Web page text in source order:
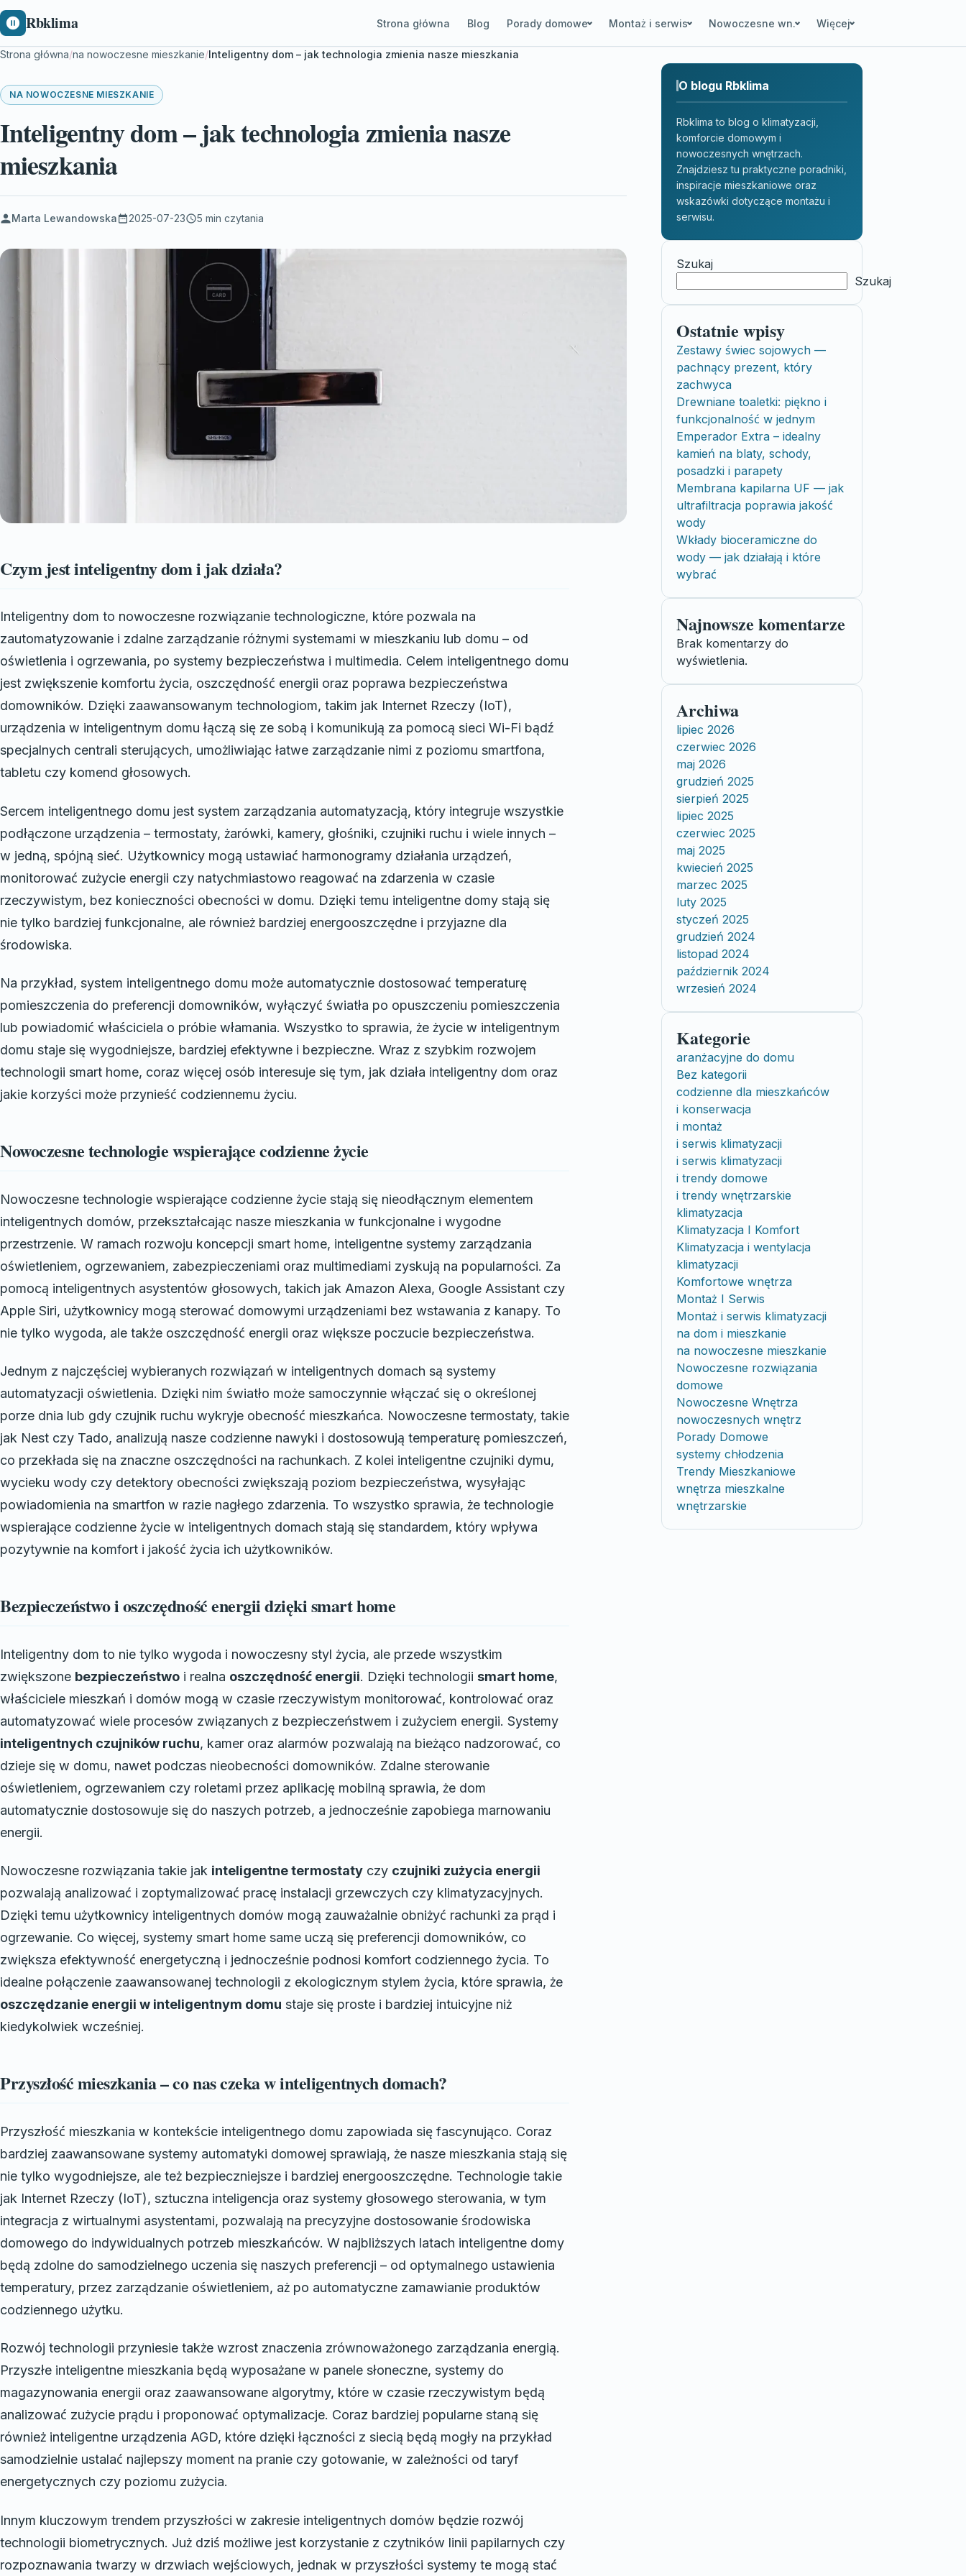
Rbklima Strona główna Blog Porady domowe Montaż i serwis Nowoczesne wn. Więcej
Strona główna/na nowoczesne mieszkanie/Inteligentny dom – jak technologia zmienia nasze mieszkania
NA NOWOCZESNE MIESZKANIE
Inteligentny dom – jak technologia zmienia nasze
mieszkania
Marta Lewandowska 2025-07-23 5 min czytania
Czym jest inteligentny dom i jak działa?
Inteligentny dom to nowoczesne rozwiązanie technologiczne, które pozwala na
zautomatyzowanie i zdalne zarządzanie różnymi systemami w mieszkaniu lub domu – od
oświetlenia i ogrzewania, po systemy bezpieczeństwa i multimedia. Celem inteligentnego domu
jest zwiększenie komfortu życia, oszczędność energii oraz poprawa bezpieczeństwa
domowników. Dzięki zaawansowanym technologiom, takim jak Internet Rzeczy (IoT),
urządzenia w inteligentnym domu łączą się ze sobą i komunikują za pomocą sieci Wi-Fi bądź
specjalnych centrali sterujących, umożliwiając łatwe zarządzanie nimi z poziomu smartfona,
tabletu czy komend głosowych.
Sercem inteligentnego domu jest system zarządzania automatyzacją, który integruje wszystkie
podłączone urządzenia – termostaty, żarówki, kamery, głośniki, czujniki ruchu i wiele innych –
w jedną, spójną sieć. Użytkownicy mogą ustawiać harmonogramy działania urządzeń,
monitorować zużycie energii czy natychmiastowo reagować na zdarzenia w czasie
rzeczywistym, bez konieczności obecności w domu. Dzięki temu inteligentne domy stają się
nie tylko bardziej funkcjonalne, ale również bardziej energooszczędne i przyjazne dla
środowiska.
Na przykład, system inteligentnego domu może automatycznie dostosować temperaturę
pomieszczenia do preferencji domowników, wyłączyć światła po opuszczeniu pomieszczenia
lub powiadomić właściciela o próbie włamania. Wszystko to sprawia, że życie w inteligentnym
domu staje się wygodniejsze, bardziej efektywne i bezpieczne. Wraz z szybkim rozwojem
technologii smart home, coraz więcej osób interesuje się tym, jak działa inteligentny dom oraz
jakie korzyści może przynieść codziennemu życiu.
Nowoczesne technologie wspierające codzienne życie
Nowoczesne technologie wspierające codzienne życie stają się nieodłącznym elementem
inteligentnych domów, przekształcając nasze mieszkania w funkcjonalne i wygodne
przestrzenie. W ramach rozwoju koncepcji smart home, inteligentne systemy zarządzania
oświetleniem, ogrzewaniem, zabezpieczeniami oraz multimediami zyskują na popularności. Za
pomocą inteligentnych asystentów głosowych, takich jak Amazon Alexa, Google Assistant czy
Apple Siri, użytkownicy mogą sterować domowymi urządzeniami bez wstawania z kanapy. To
nie tylko wygoda, ale także oszczędność energii oraz większe poczucie bezpieczeństwa.
Jednym z najczęściej wybieranych rozwiązań w inteligentnych domach są systemy
automatyzacji oświetlenia. Dzięki nim światło może samoczynnie włączać się o określonej
porze dnia lub gdy czujnik ruchu wykryje obecność mieszkańca. Nowoczesne termostaty, takie
jak Nest czy Tado, analizują nasze codzienne nawyki i dostosowują temperaturę pomieszczeń,
co przekłada się na znaczne oszczędności na rachunkach. Z kolei inteligentne czujniki dymu,
wycieku wody czy detektory obecności zwiększają poziom bezpieczeństwa, wysyłając
powiadomienia na smartfon w razie nagłego zdarzenia. To wszystko sprawia, że technologie
wspierające codzienne życie w inteligentnych domach stają się standardem, który wpływa
pozytywnie na komfort i jakość życia ich użytkowników.
Bezpieczeństwo i oszczędność energii dzięki smart home
Inteligentny dom to nie tylko wygoda i nowoczesny styl życia, ale przede wszystkim
zwiększone bezpieczeństwo i realna oszczędność energii. Dzięki technologii smart home,
właściciele mieszkań i domów mogą w czasie rzeczywistym monitorować, kontrolować oraz
automatyzować wiele procesów związanych z bezpieczeństwem i zużyciem energii. Systemy
inteligentnych czujników ruchu, kamer oraz alarmów pozwalają na bieżąco nadzorować, co
dzieje się w domu, nawet podczas nieobecności domowników. Zdalne sterowanie
oświetleniem, ogrzewaniem czy roletami przez aplikację mobilną sprawia, że dom
automatycznie dostosowuje się do naszych potrzeb, a jednocześnie zapobiega marnowaniu
energii.
Nowoczesne rozwiązania takie jak inteligentne termostaty czy czujniki zużycia energii
pozwalają analizować i zoptymalizować pracę instalacji grzewczych czy klimatyzacyjnych.
Dzięki temu użytkownicy inteligentnych domów mogą zauważalnie obniżyć rachunki za prąd i
ogrzewanie. Co więcej, systemy smart home same uczą się preferencji domowników, co
zwiększa efektywność energetyczną i jednocześnie podnosi komfort codziennego życia. To
idealne połączenie zaawansowanej technologii z ekologicznym stylem życia, które sprawia, że
oszczędzanie energii w inteligentnym domu staje się proste i bardziej intuicyjne niż
kiedykolwiek wcześniej.
Przyszłość mieszkania – co nas czeka w inteligentnych domach?
Przyszłość mieszkania w kontekście inteligentnego domu zapowiada się fascynująco. Coraz
bardziej zaawansowane systemy automatyki domowej sprawiają, że nasze mieszkania stają się
nie tylko wygodniejsze, ale też bezpieczniejsze i bardziej energooszczędne. Technologie takie
jak Internet Rzeczy (IoT), sztuczna inteligencja oraz systemy głosowego sterowania, w tym
integracja z wirtualnymi asystentami, pozwalają na precyzyjne dostosowanie środowiska
domowego do indywidualnych potrzeb mieszkańców. W najbliższych latach inteligentne domy
będą zdolne do samodzielnego uczenia się naszych preferencji – od optymalnego ustawienia
temperatury, przez zarządzanie oświetleniem, aż po automatyczne zamawianie produktów
codziennego użytku.
Rozwój technologii przyniesie także wzrost znaczenia zrównoważonego zarządzania energią.
Przyszłe inteligentne mieszkania będą wyposażane w panele słoneczne, systemy do
magazynowania energii oraz zaawansowane algorytmy, które w czasie rzeczywistym będą
analizować zużycie prądu i proponować optymalizacje. Coraz bardziej popularne staną się
również inteligentne urządzenia AGD, które dzięki łączności z siecią będą mogły na przykład
samodzielnie ustalać najlepszy moment na pranie czy gotowanie, w zależności od taryf
energetycznych czy poziomu zużycia.
Innym kluczowym trendem przyszłości w zakresie inteligentnych domów będzie rozwój
technologii biometrycznych. Już dziś możliwe jest korzystanie z czytników linii papilarnych czy
rozpoznawania twarzy w drzwiach wejściowych, jednak w przyszłości systemy te mogą stać
O blogu Rbklima
Rbklima to blog o klimatyzacji,
komforcie domowym i
nowoczesnych wnętrzach.
Znajdziesz tu praktyczne poradniki,
inspiracje mieszkaniowe oraz
wskazówki dotyczące montażu i
serwisu.
Szukaj
Szukaj
Ostatnie wpisy
Zestawy świec sojowych —
pachnący prezent, który
zachwyca
Drewniane toaletki: piękno i
funkcjonalność w jednym
Emperador Extra – idealny
kamień na blaty, schody,
posadzki i parapety
Membrana kapilarna UF — jak
ultrafiltracja poprawia jakość
wody
Wkłady bioceramiczne do
wody — jak działają i które
wybrać
Najnowsze komentarze
Brak komentarzy do
wyświetlenia.
Archiwa
lipiec 2026
czerwiec 2026
maj 2026
grudzień 2025
sierpień 2025
lipiec 2025
czerwiec 2025
maj 2025
kwiecień 2025
marzec 2025
luty 2025
styczeń 2025
grudzień 2024
listopad 2024
październik 2024
wrzesień 2024
Kategorie
aranżacyjne do domu
Bez kategorii
codzienne dla mieszkańców
i konserwacja
i montaż
i serwis klimatyzacji
i serwis klimatyzacji
i trendy domowe
i trendy wnętrzarskie
klimatyzacja
Klimatyzacja I Komfort
Klimatyzacja i wentylacja
klimatyzacji
Komfortowe wnętrza
Montaż I Serwis
Montaż i serwis klimatyzacji
na dom i mieszkanie
na nowoczesne mieszkanie
Nowoczesne rozwiązania
domowe
Nowoczesne Wnętrza
nowoczesnych wnętrz
Porady Domowe
systemy chłodzenia
Trendy Mieszkaniowe
wnętrza mieszkalne
wnętrzarskie